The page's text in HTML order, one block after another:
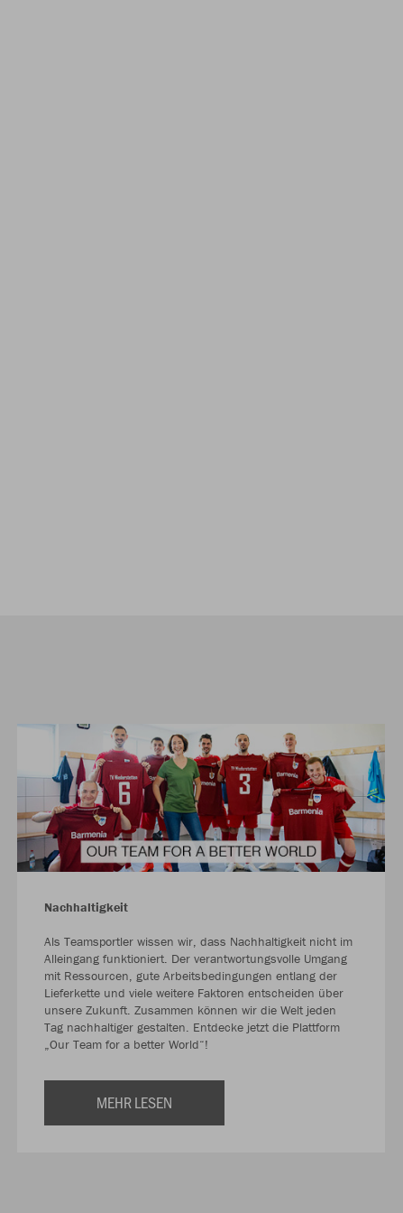
Nachhaltigkeit
Als Teamsportler wissen wir, dass Nachhaltigkeit nicht im
Alleingang funktioniert. Der verantwortungsvolle Umgang
mit Ressourcen, gute Arbeitsbedingungen entlang der
Lieferkette und viele weitere Faktoren entscheiden über
unsere Zukunft. Zusammen können wir die Welt jeden
Tag nachhaltiger gestalten. Entdecke jetzt die Plattform
„Our Team for a better World“!
MEHR LESEN